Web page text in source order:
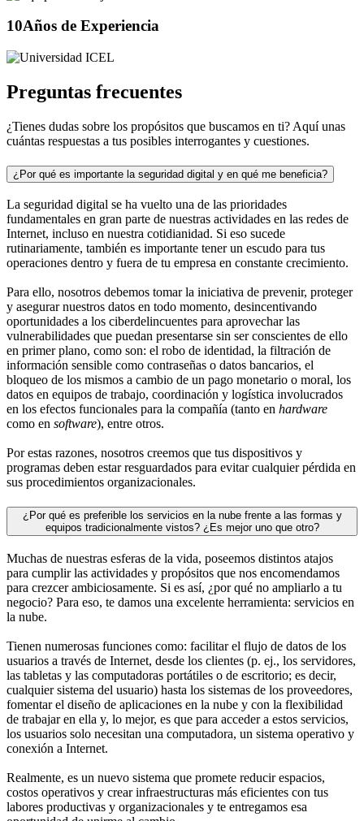
10Años de Experiencia
Preguntas frecuentes
¿Tienes dudas sobre los propósitos que buscamos en ti? Aquí unas
cuántas respuestas a tus posibles interrogantes y cuestiones.
¿Por qué es importante la seguridad digital y en qué me beneficia?
La seguridad digital se ha vuelto una de las prioridades
fundamentales en gran parte de nuestras actividades en las redes de
Internet, incluso en nuestra cotidianidad. Si eso sucede
rutinariamente, también es importante tener un escudo para tus
operaciones dentro y fuera de tu empresa en constante crecimiento.
Para ello, nosotros debemos tomar la iniciativa de prevenir, proteger
y asegurar nuestros datos en todo momento, desincentivando
oportunidades a los ciberdelincuentes para aprovechar las
vulnerabilidades que puedan presentarse sin ser conscientes de ello
en primer plano, como son: el robo de identidad, la filtración de
información sensible como contraseñas o datos bancarios, el
bloqueo de los mismos a cambio de un pago monetario o moral, los
datos en equipos de trabajo, coordinación y logística involucrados
en los efectos funcionales para la compañía (tanto en hardware
como en software), entre otros.
Por estas razones, nosotros creemos que tus dispositivos y
programas deben estar resguardados para evitar cualquier pérdida en
sus procedimientos organizacionales.
¿Por qué es preferible los servicios en la nube frente a las formas y
equipos tradicionalmente vistos? ¿Es mejor uno que otro?
Muchas de nuestras esferas de la vida, poseemos distintos atajos
para cumplir las actividades y propósitos que nos encomendamos
para crezcer ambiciosamente. Si es así, ¿por qué no ampliarlo a tu
negocio? Para eso, te damos una excelente herramienta: servicios en
la nube.
Tienen numerosas funciones como: facilitar el flujo de datos de los
usuarios a través de Internet, desde los clientes (p. ej., los servidores,
las tabletas y las computadoras portátiles o de escritorio; es decir,
cualquier sistema del usuario) hasta los sistemas de los proveedores,
fomentar el diseño de aplicaciones en la nube y con la flexibilidad
de trabajar en ella y, lo mejor, es que para acceder a estos servicios,
los usuarios solo necesitan una computadora, un sistema operativo y
conexión a Internet.
Realmente, es un nuevo sistema que promete reducir espacios,
costos operativos y crear infraestructuras más eficientes con tus
labores productivas y organizacionales y te entregamos esa